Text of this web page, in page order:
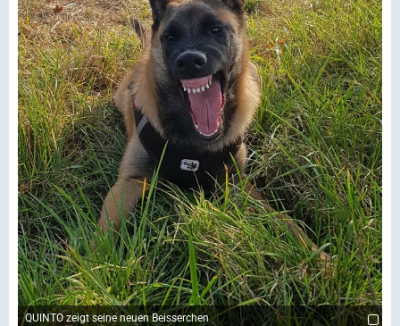
QUINTO zeigt seine neuen Beisserchen